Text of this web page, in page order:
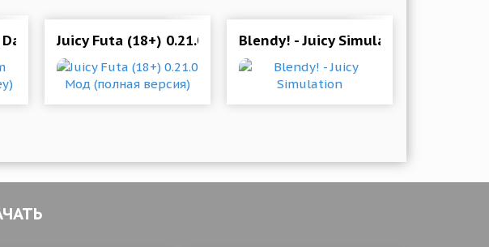
праздник на Острове Орхидей! 🎄🕵️‍♀️
1.7.99 (Mod Money)
Juicy Futa (18+) 0.21.0 Мод (полная версия)
Blendy! - Juicy Simulation